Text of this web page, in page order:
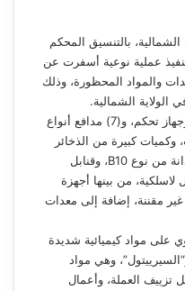
بالتنسيق المحكم
تنفيذ عملية نوعية أسفرت عن
والمواد المحظورة، وذلك
الشمالية.
وشملت المضبوطات طائرة مسيّرة وجهاز تحكم، و(7) مدافع أنواع
كبيرة من الذخائر
بأحجام متعددة، فضلاً عن عدد (60) دانة من نوع B10، وقنابل
من بينها أجهزة
أسود و (4) عربات غير مقننة، إضافة إلى معدات
براميل تحتوي على مواد كيميائية شديدة
وهي مواد
العملة، وأعمال